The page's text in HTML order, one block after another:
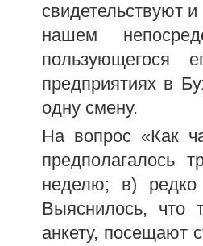
свидетельствуют
нашем
пользующегося
предприятиях в
одну смену.
На вопрос «Как
предполагалось
неделю; в)
Выяснилось, что
анкету, посещают